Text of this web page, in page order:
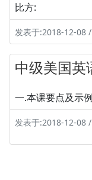
比方:
发表于:2018-12-08
中级美国英
一.本课要点及示
发表于:2018-12-08